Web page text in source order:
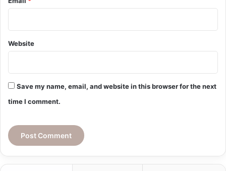
Website
Save my name, email, and website in this browser for the next
time I comment.